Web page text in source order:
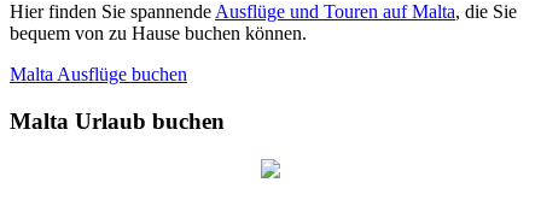
Hier finden Sie spannende Ausflüge und Touren auf Malta, die Sie
bequem von zu Hause buchen können.
Malta Ausflüge buchen
Malta Urlaub buchen